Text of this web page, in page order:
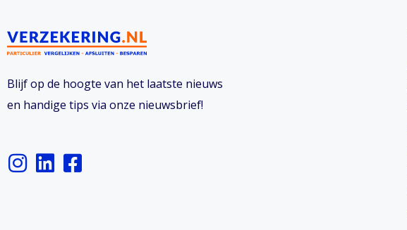
Blijf op de hoogte van het laatste nieuws
en handige tips via onze nieuwsbrief!
I
n
L
i
F
a